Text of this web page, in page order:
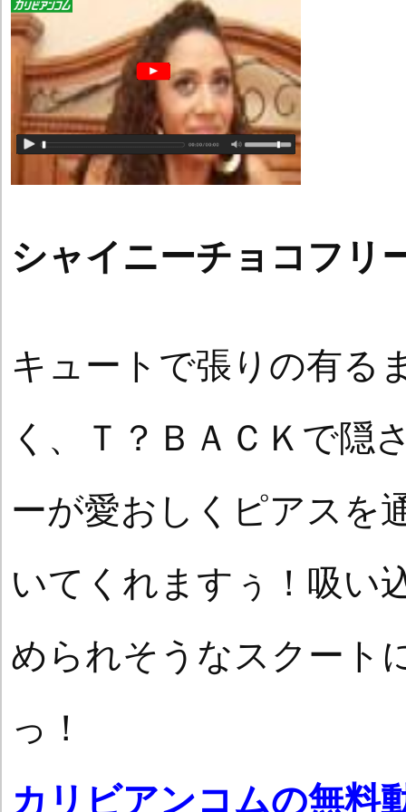
シャイニーチョコフリ
キュートで張りの有る
く、Ｔ？ＢＡＣＫで隠
ーが愛おしくピアスを
いてくれますぅ！吸い
められそうなスクート
っ！
カリビアンコムの無料